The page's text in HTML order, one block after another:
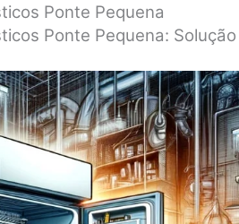
Ponte Pequena
Ponte Pequena: